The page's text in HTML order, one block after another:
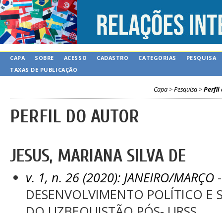
CAPA SOBRE ACESSO CADASTRO CATEGORIAS
PESQUISA
TAXAS DE PUBLICAÇÃO
Capa >Pesquisa >Perfil
PERFIL DO AUTOR
JESUS, MARIANA SILVA DE
v. 1, n. 26 (2020): JANEIRO/MARÇO-
DESENVOLVIMENTO POLÍTICO E